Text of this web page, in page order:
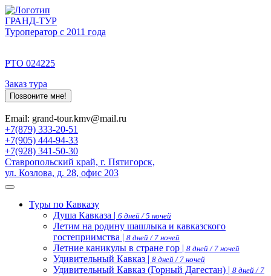
ГРАНД-ТУР
Туроператор с 2011 года
РТО 024225
Заказ тура
Позвоните мне!
Email: grand-tour.kmv@mail.ru
+7(879) 333-20-51
+7(905) 444-94-33
+7(928) 341-50-30
Ставропольский край, г. Пятигорск,
ул. Козлова, д. 28, офис 203
Туры по Кавказу
Душа Кавказа | 6 дней / 5 ночей
Летим на родину шашлыка и кавказского
гостеприимства | 8 дней / 7 ночей
Летние каникулы в стране гор | 8 дней / 7 ночей
Удивительный Кавказ | 8 дней / 7 ночей
Удивительный Кавказ (Горный Дагестан) | 8 дней / 7